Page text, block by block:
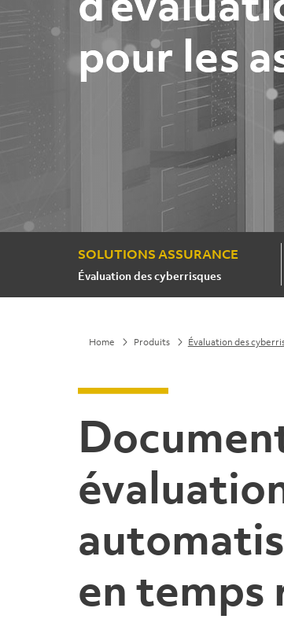
pour les
SOLUTIONS ASSURANCE
Évaluation des cyberrisques
Home Produits Évaluation des
en temps